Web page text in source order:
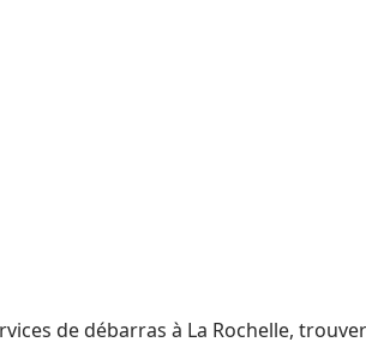
de débarras à La Rochelle,